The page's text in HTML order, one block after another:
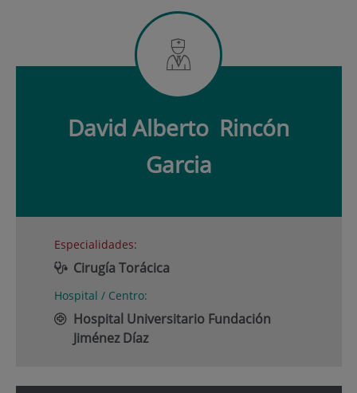
David Alberto Rincón
Garcia
Especialidades:
Cirugía Torácica
Hospital / Centro:
Hospital Universitario Fundación
Jiménez Díaz